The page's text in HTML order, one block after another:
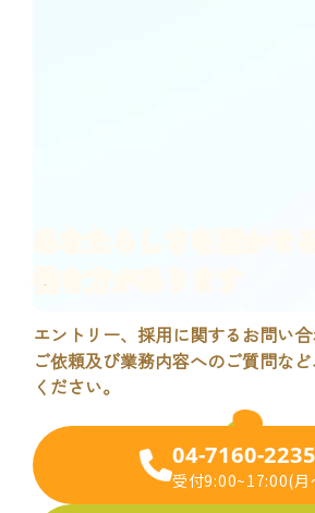
各職種確認用
あなたらしさ
働き方があります
エントリー、採用に関するお問い
ご依頼及び業務内容へのご質問な
ください。
04-7160-2235
受付9:00~17:00(月